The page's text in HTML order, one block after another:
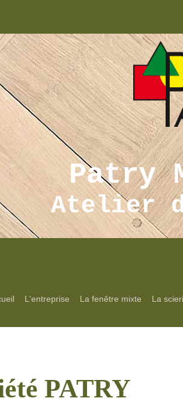
Patry
Atelier
L'entreprise La fenêtre mixte La
PATRY